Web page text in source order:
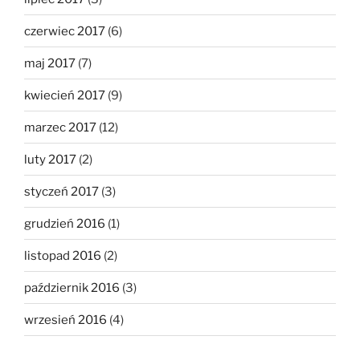
czerwiec 2017 (6)
maj 2017 (7)
kwiecień 2017 (9)
marzec 2017 (12)
luty 2017 (2)
styczeń 2017 (3)
grudzień 2016 (1)
listopad 2016 (2)
październik 2016 (3)
wrzesień 2016 (4)